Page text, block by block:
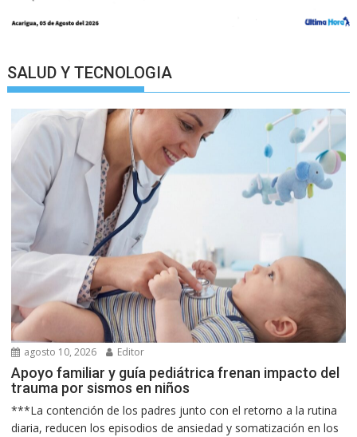
SALUD Y TECNOLOGIA
agosto 10, 2026 Editor
Apoyo familiar y guía pediátrica frenan impacto del
trauma por sismos en niños
***La contención de los padres junto con el retorno a la rutina
diaria, reducen los episodios de ansiedad y somatización en los